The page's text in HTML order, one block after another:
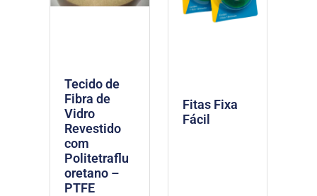
Tecido de
Fibra de
Vidro
Revestido
com
Politetraflu
oretano –
PTFE
Fitas Fixa
Fácil